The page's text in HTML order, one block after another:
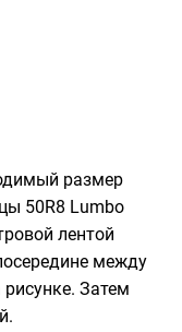
размер
50R8 Lumbo
лентой
между
Затем